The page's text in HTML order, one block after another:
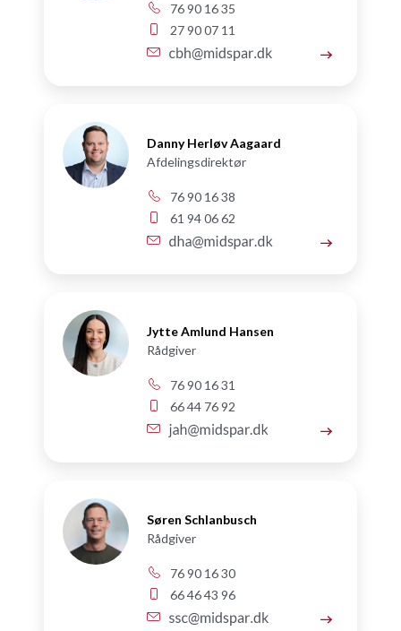
76 90 16 35
27 90 07 11
Danny Herløv Aagaard
Afdelingsdirektør
76 90 16 38
61 94 06 62
Jytte Amlund Hansen
Rådgiver
76 90 16 31
66 44 76 92
Søren Schlanbusch
Rådgiver
76 90 16 30
66 46 43 96